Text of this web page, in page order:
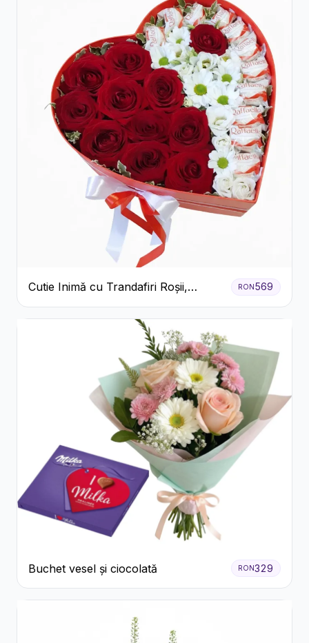
Cutie Inimă cu Trandafiri Roșii,
Crizanteme Albe și Bomboane
Raffaello
RON569
Buchet vesel și ciocolată RON329